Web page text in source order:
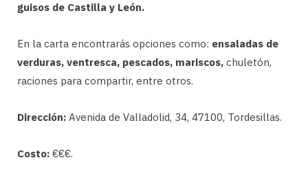
guisos de Castilla y León.
En la carta encontrarás opciones como: ensaladas de
verduras, ventresca, pescados, mariscos, chuletón,
raciones para compartir, entre otros.
Dirección: Avenida de Valladolid, 34, 47100, Tordesillas.
Costo: €€€.